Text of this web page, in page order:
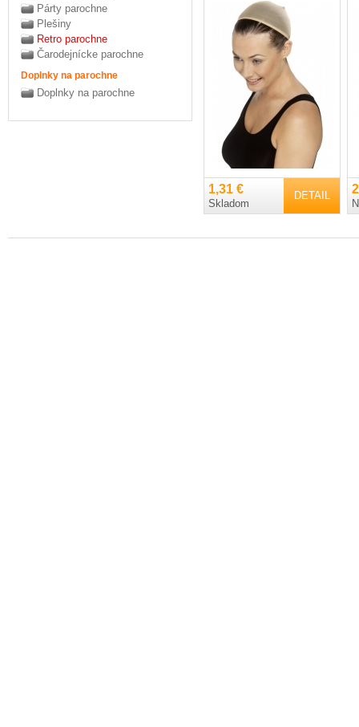
Párty parochne
Plešiny
Retro parochne
Čarodejnícke parochne
Doplnky na parochne
Doplnky na parochne
DETAIL
1,31 €
Skladom